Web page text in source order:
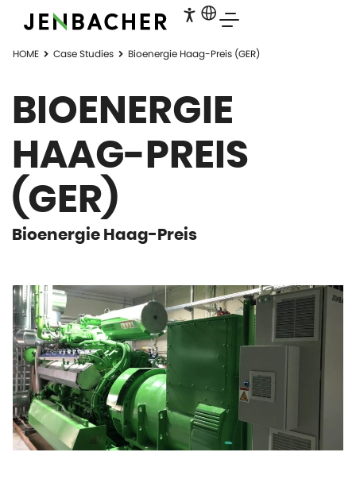
HOME Case Studies Bioenergie Haag-Preis​ (GER)
BIOENERGIE
HAAG-PREIS​
(GER)
Bioenergie Haag-Preis​